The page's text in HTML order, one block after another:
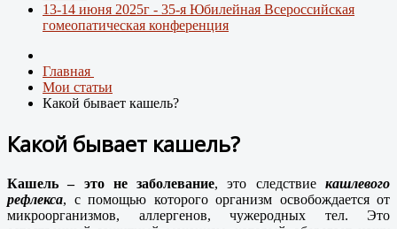
13-14 июня 2025г - 35-я Юбилейная Всероссийская
гомеопатическая конференция
Главная
Мои статьи
Какой бывает кашель?
Какой бывает кашель?
Кашель – это не заболевание, это следствиекашлевого
рефлекса, с помощью которого организм освобождается от
микроорганизмов, аллергенов, чужеродных тел. Это